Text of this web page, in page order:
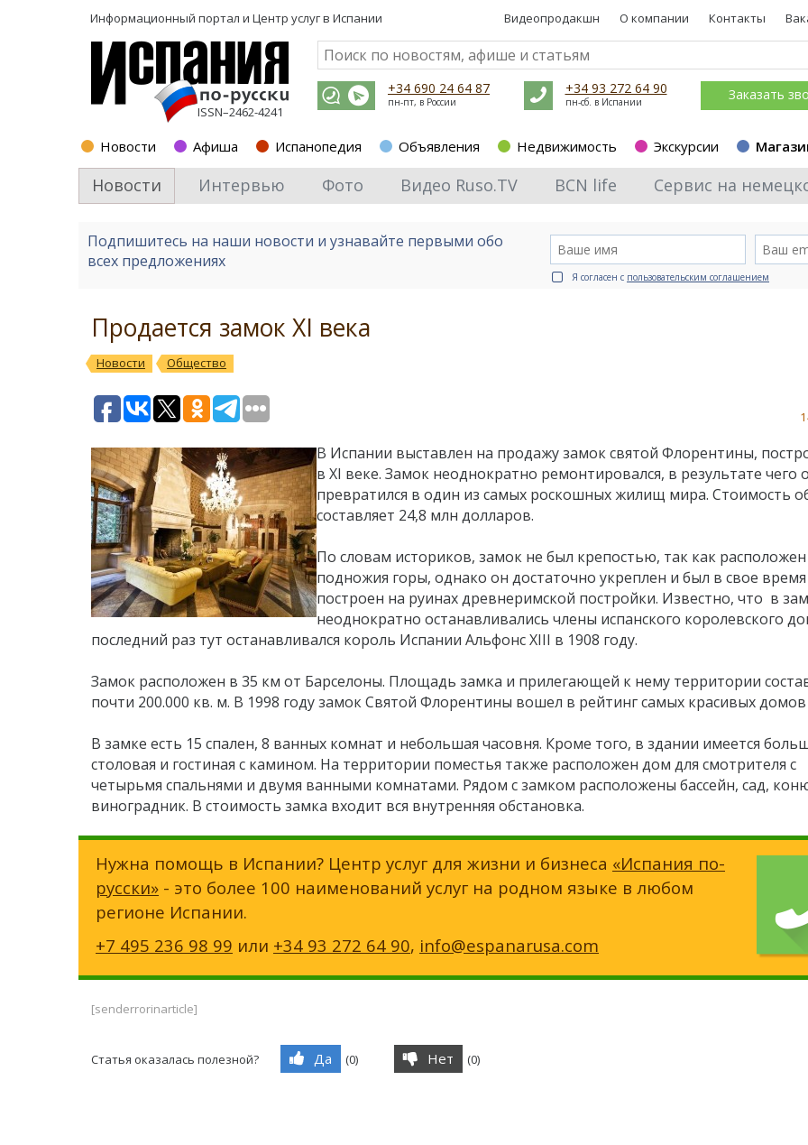
Информационный портал и Центр услуг в Испании Видеопродакшн О компании Контакты
ISSN–2462-4241
+34 690 24 64 87
пн-пт, в России
+34 93 272 64 90
пн-сб. в Испании Заказать
Новости Афиша Испанопедия Объявления Недвижимость Экскурсии
Новости Интервью Фото Видео Ruso.TV BCN life Сервис на
Подпишитесь на наши новости и узнавайте первыми обо
всех предложениях
Я согласен с пользовательским соглашением
Продается замок XI века
Новости Общество
В Испании выставлен на продажу замок святой Флорентины,
в XI веке. Замок неоднократно ремонтировался, в результате чего
превратился в один из самых роскошных жилищ мира. Стоимость
составляет 24,8 млн долларов.
По словам историков, замок не был крепостью, так как расположен
подножия горы, однако он достаточно укреплен и был в свое время
построен на руинах древнеримской постройки. Известно, что в
неоднократно останавливались члены испанского королевского
последний раз тут останавливался король Испании Альфонс XIII в 1908 году.
Замок расположен в 35 км от Барселоны. Площадь замка и прилегающей к нему территории
почти 200.000 кв. м. В 1998 году замок Святой Флорентины вошел в рейтинг самых красивых
В замке есть 15 спален, 8 ванных комнат и небольшая часовня. Кроме того, в здании имеется
столовая и гостиная с камином. На территории поместья также расположен дом для смотрителя с
четырьмя спальнями и двумя ванными комнатами. Рядом с замком расположены бассейн, сад,
виноградник. В стоимость замка входит вся внутренняя обстановка.
Нужна помощь в Испании? Центр услуг для жизни и бизнеса «Испания по-
русски» - это более 100 наименований услуг на родном языке в любом
регионе Испании.
+7 495 236 98 99 или +34 93 272 64 90, info@espanarusa.com
[senderrorinarticle]
Статья оказалась полезной? Да (0) Нет (0)